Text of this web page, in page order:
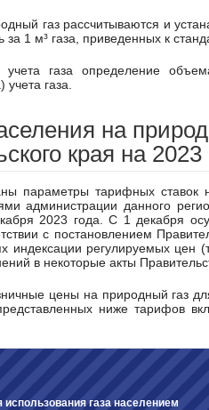
1 м³ газа, приведенных к
газа.
на
края на 2023
администрации данного
2023 года. С 1 декабря
с постановлением
индексации регулируемых цен
в некоторые акты
ниже тарифов
использования газа населением